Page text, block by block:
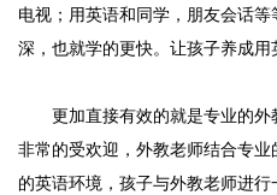
电视；用英语和同学，朋友会话
深，也就学的更快。让孩子养成用
更加直接有效的就是专业的外
非常的受欢迎，外教老师结合专
的英语环境，孩子与外教老师进